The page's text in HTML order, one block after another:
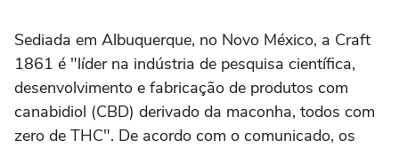
Sediada em Albuquerque, no Novo México, a Craft
1861 é "líder na indústria de pesquisa científica,
desenvolvimento e fabricação de produtos com
canabidiol (CBD) derivado da maconha, todos com
zero de THC". De acordo com o comunicado, os